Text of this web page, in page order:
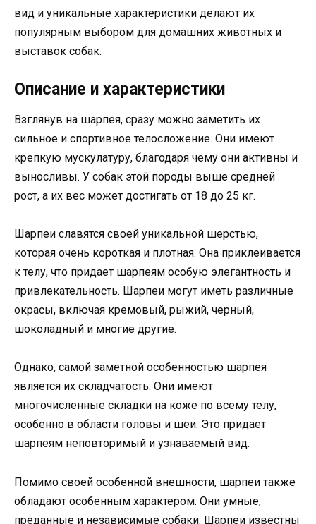
вид и уникальные характеристики делают их
популярным выбором для домашних животных и
выставок собак.
Описание и характеристики
Взглянув на шарпея, сразу можно заметить их
сильное и спортивное телосложение. Они имеют
крепкую мускулатуру, благодаря чему они активны и
выносливы. У собак этой породы выше средней
рост, а их вес может достигать от 18 до 25 кг.
Шарпеи славятся своей уникальной шерстью,
которая очень короткая и плотная. Она приклеивается
к телу, что придает шарпеям особую элегантность и
привлекательность. Шарпеи могут иметь различные
окрасы, включая кремовый, рыжий, черный,
шоколадный и многие другие.
Однако, самой заметной особенностью шарпея
является их складчатость. Они имеют
многочисленные складки на коже по всему телу,
особенно в области головы и шеи. Это придает
шарпеям неповторимый и узнаваемый вид.
Помимо своей особенной внешности, шарпеи также
обладают особенным характером. Они умные,
преданные и независимые собаки. Шарпеи известны